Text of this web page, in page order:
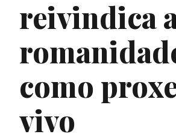
reivindica
como
vivo